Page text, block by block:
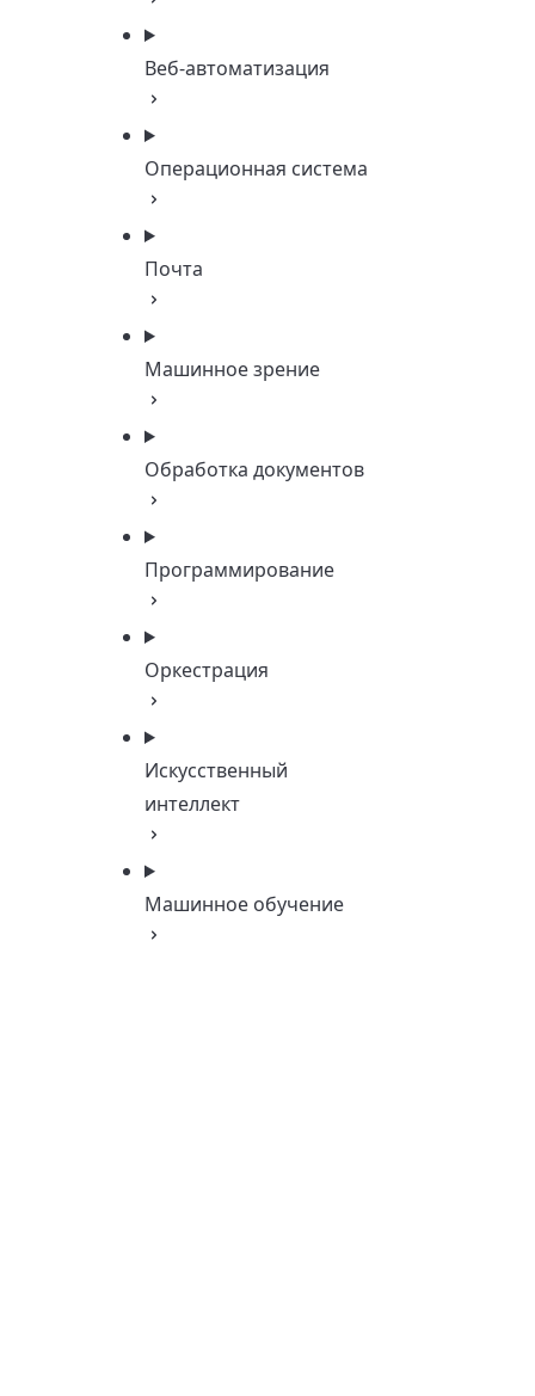
Веб-автоматизация
Операционная система
Почта
Машинное зрение
Обработка документов
Программирование
Оркестрация
Искусственный
интеллект
Машинное обучение